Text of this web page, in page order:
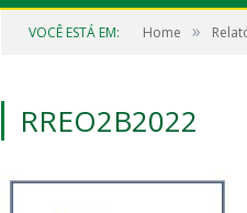
VOCÊ ESTÁ EM: Home »
RREO2B2022